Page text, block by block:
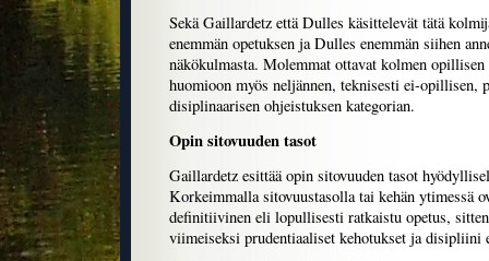
Sekä Gaillardetz että Dulles käsittelevät tätä
enemmän opetuksen ja Dulles enemmän siihen
näkökulmasta. Molemmat ottavat kolmen
huomioon myös neljännen, teknisesti ei-opillisen,
disiplinaarisen ohjeistuksen kategorian.
Opin sitovuuden tasot
Gaillardetz esittää opin sitovuuden tasot
Korkeimmalla sitovuustasolla tai kehän ytimessä
definitiivinen eli lopullisesti ratkaistu opetus,
viimeiseksi prudentiaaliset kehotukset ja